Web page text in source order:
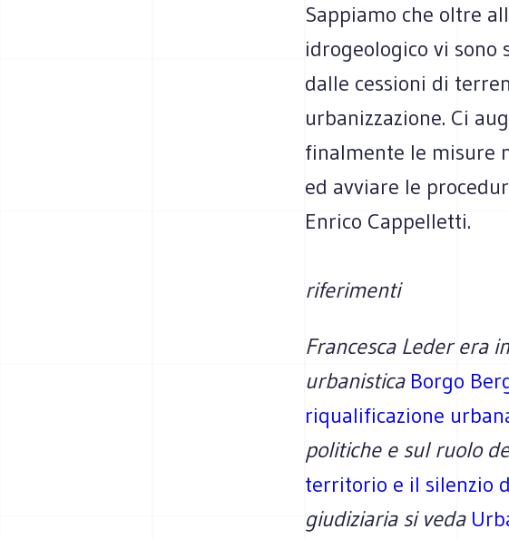
Sappiamo che oltre
idrogeologico vi
dalle cessioni di
urbanizzazione. Ci
finalmente le misure
ed avviare le
Enrico Cappelletti.
riferimenti
Francesca Leder era
urbanistica Borgo
riqualificazione
politiche e sul ruolo
territorio e il silenzio
giudiziaria si veda